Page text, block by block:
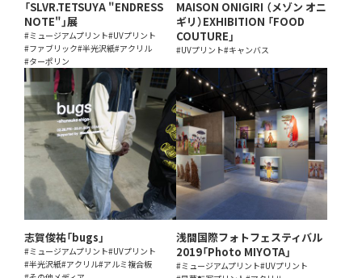
「SLVR.TETSUYA "ENDRESS
NOTE"」展
#ミュージアムプリント#UVプリント
#ファブリック#半光沢紙#アクリル
#ターポリン
MAISON ONIGIRI （メゾン オニ
ギリ）EXHIBITION 「FOOD
COUTURE」
#UVプリント#キャンバス
志賀俊祐「bugs」
#ミュージアムプリント#UVプリント
#半光沢紙#アクリル#アルミ複合板
浅間国際フォトフェスティバル
2019「Photo MIYOTA」
#ミュージアムプリント#UVプリント